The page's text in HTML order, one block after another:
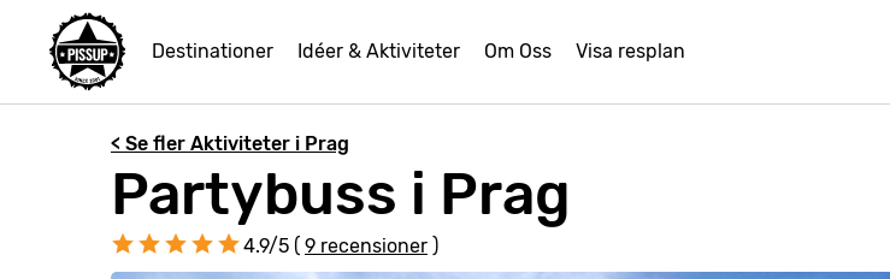
Destinationer Idéer & Aktiviteter Om Oss Visa resplan
< Se fler Aktiviteter i Prag
Partybuss i Prag
4.9/5 ( 9 recensioner )